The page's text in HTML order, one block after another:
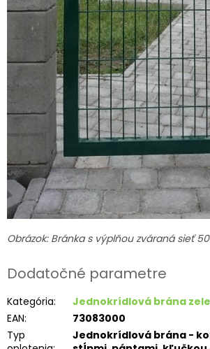
Obrázok: Bránka s výplňou zváraná sieť
Dodatočné parametre
Kategória:
Jednokrídlová brána
EAN:
73083000
Typ
Jednokrídlová brána -